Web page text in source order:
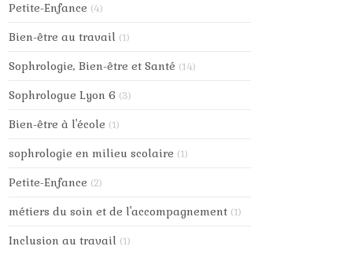
Petite-Enfance (4)
Bien-être au travail (1)
Sophrologie, Bien-être et Santé (14)
Sophrologue Lyon 6 (3)
Bien-être à l'école (1)
sophrologie en milieu scolaire (1)
Petite-Enfance (2)
métiers du soin et de l'accompagnement (1)
Inclusion au travail (1)